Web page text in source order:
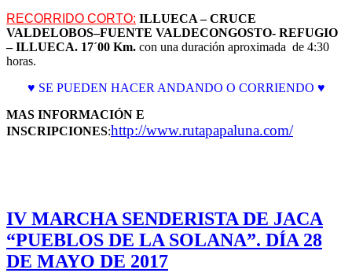
RECORRIDO CORTO: ILLUECA – CRUCE
VALDELOBOS–FUENTE VALDECONGOSTO- REFUGIO
– ILLUECA. 17´00 Km. con una duración aproximada de 4:30
horas.
♥ SE PUEDEN HACER ANDANDO O CORRIENDO ♥
MAS INFORMACIÓN E
INSCRIPCIONES:http://www.rutapapaluna.com/
IV MARCHA SENDERISTA DE JACA
“PUEBLOS DE LA SOLANA”. DÍA 28
DE MAYO DE 2017